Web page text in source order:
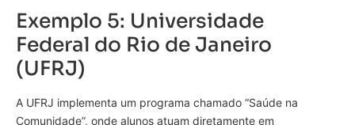
Exemplo 5: Universidade
Federal do Rio de Janeiro
(UFRJ)
A UFRJ implementa um programa chamado “Saúde na
Comunidade”, onde alunos atuam diretamente em